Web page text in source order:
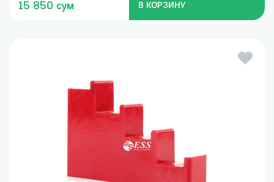
15 850 сум В КОРЗИНУ